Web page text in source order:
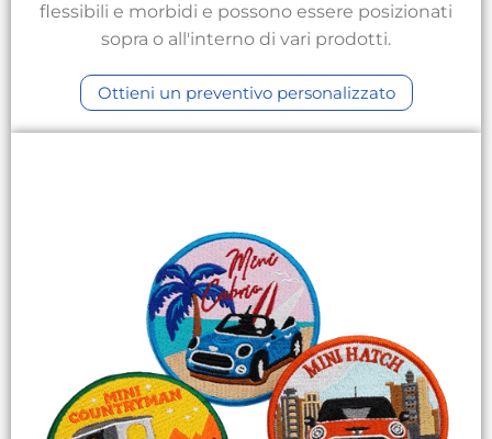
flessibili e morbidi e possono essere posizionati
sopra o all'interno di vari prodotti.
Ottieni un preventivo personalizzato